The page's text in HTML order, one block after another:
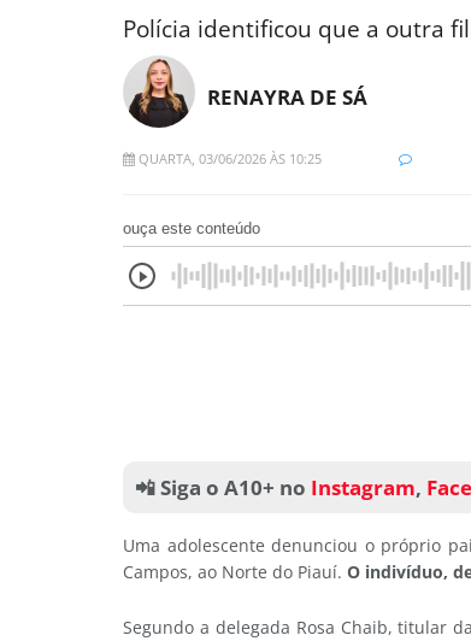
Polícia identificou que a outra
RENAYRA DE SÁ
QUARTA, 03/06/2026 ÀS 10:25
ouça este conteúdo
📲 Siga o A10+ no Instagram,
Uma adolescente denunciou o próprio
Campos, ao Norte do Piauí. O indivíduo,
Segundo a delegada Rosa Chaib, titular